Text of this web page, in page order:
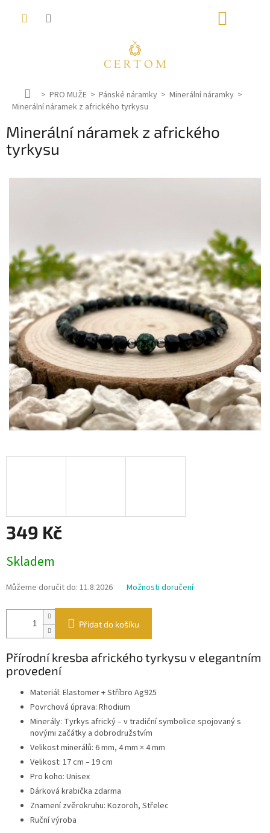
D
o
ů
PRO MUŽE Pánské náramky
Minerální náramky
Minerální náramek z afrického tyrkysu
Minerální náramek z afrického
tyrkysu
349 Kč
cena:
Skladem
Můžeme doručit do: 11.8.2026 Možnosti doručení
Přidat do košíku
Přírodní kresba afrického tyrkysu v elegantním
provedení
Materiál: Elastomer + Stříbro Ag925
Povrchová úprava: Rhodium
Minerály: Tyrkys africký – v tradiční symbolice spojovaný s
novými začátky a dobrodružstvím
Velikost minerálů: 6 mm, 4 mm × 4 mm
Velikost: 17 cm – 19 cm
Pro koho: Unisex
Dárková krabička zdarma
Znamení zvěrokruhu: Kozoroh, Střelec
Ruční výroba